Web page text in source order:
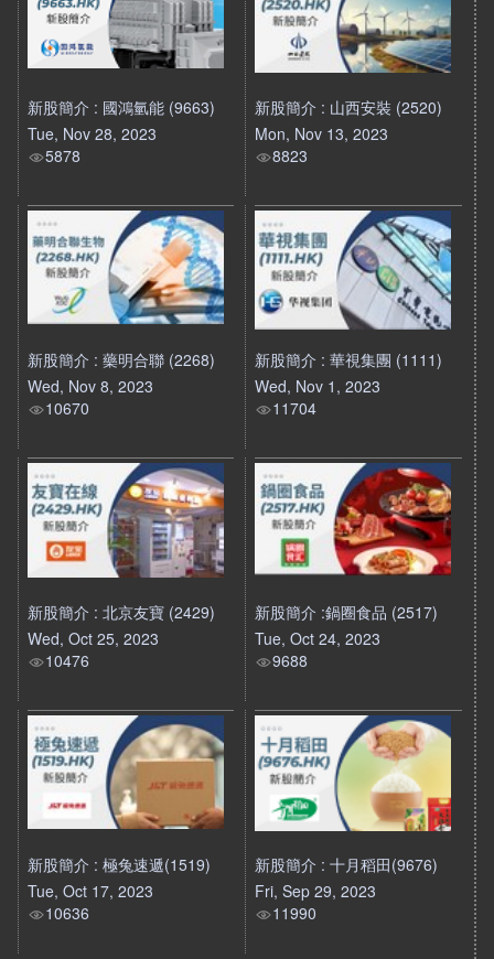
新股簡介 : 國鴻氫能 (9663)
Tue, Nov 28, 2023
5878
新股簡介 : 山西安裝 (2520)
Mon, Nov 13, 2023
8823
新股簡介 : 藥明合聯 (2268)
Wed, Nov 8, 2023
10670
新股簡介 : 華視集團 (1111)
Wed, Nov 1, 2023
11704
新股簡介 : 北京友寶 (2429)
Wed, Oct 25, 2023
10476
新股簡介 :鍋圈食品 (2517)
Tue, Oct 24, 2023
9688
新股簡介 : 極兔速遞(1519)
Tue, Oct 17, 2023
10636
新股簡介 : 十月稻田(9676)
Fri, Sep 29, 2023
11990